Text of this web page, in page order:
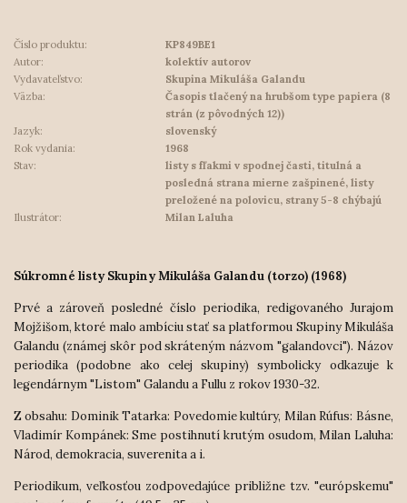
Číslo produktu:
KP849BE1
Autor:
kolektív autorov
Vydavateľstvo:
Skupina Mikuláša Galandu
Väzba:
Časopis tlačený na hrubšom type papiera (8
strán (z pôvodných 12))
Jazyk:
slovenský
Rok vydania:
1968
Stav:
listy s fľakmi v spodnej časti, titulná a
posledná strana mierne zašpinené, listy
preložené na polovicu, strany 5-8 chýbajú
Ilustrátor:
Milan Laluha
Súkromné listy Skupiny Mikuláša Galandu (torzo) (1968)
Prvé a zároveň posledné číslo periodika, redigovaného Jurajom
Mojžišom, ktoré malo ambíciu stať sa platformou Skupiny Mikuláša
Galandu (známej skôr pod skráteným názvom "galandovci"). Názov
periodika (podobne ako celej skupiny) symbolicky odkazuje k
legendárnym "Listom" Galandu a Fullu z rokov 1930-32.
Z obsahu: Dominik Tatarka: Povedomie kultúry, Milan Rúfus: Básne,
Vladimír Kompánek: Sme postihnutí krutým osudom, Milan Laluha:
Národ, demokracia, suverenita a i.
Periodikum, veľkosťou zodpovedajúce približne tzv. "európskemu"